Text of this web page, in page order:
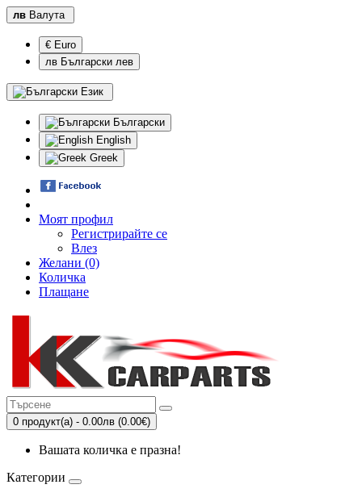
лв Валута
€ Euro
лв Български лев
Език
Български
English
Greek
Моят профил
Регистрирайте се
Влез
Желани (0)
Количка
Плащане
0 продукт(а) - 0.00лв (0.00€)
Вашата количка е празна!
Категории